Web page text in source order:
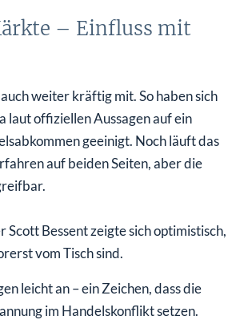
– Einfluss mit
weiter kräftig mit. So haben sich
laut offiziellen Aussagen auf ein
geeinigt. Noch läuft das
auf beiden Seiten, aber die
Scott Bessent zeigte sich optimistisch,
vom Tisch sind.
leicht an – ein Zeichen, dass die
im Handelskonflikt setzen.